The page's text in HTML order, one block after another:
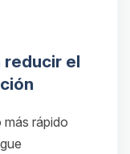
el
más rápido